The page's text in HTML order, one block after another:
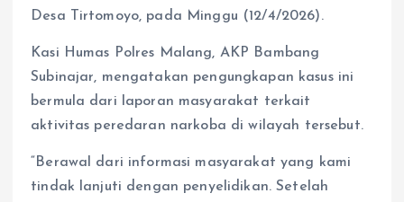
Desa Tirtomoyo, pada Minggu (12/4/2026).
Kasi Humas Polres Malang, AKP Bambang
Subinajar, mengatakan pengungkapan kasus ini
bermula dari laporan masyarakat terkait
aktivitas peredaran narkoba di wilayah tersebut.
“Berawal dari informasi masyarakat yang kami
tindak lanjuti dengan penyelidikan. Setelah